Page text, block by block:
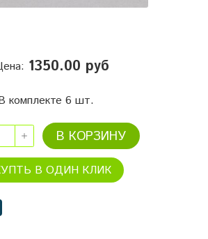
1350.00 руб
комплекте 6 шт.
В КОРЗИНУ
В ОДИН КЛИК